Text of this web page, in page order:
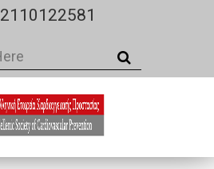
2110122581